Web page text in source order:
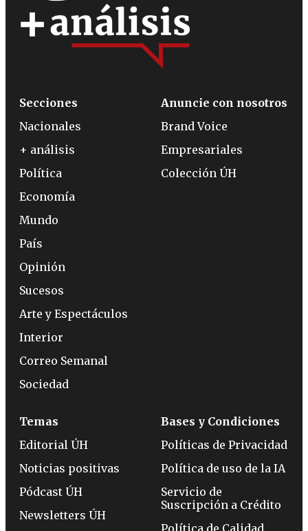
Secciones
Nacionales
+ análisis
Política
Economía
Mundo
País
Opinión
Sucesos
Arte y Espectáculos
Interior
Correo Semanal
Sociedad
Anuncie con nosotros
Brand Voice
Empresariales
Colección ÚH
Temas
Editorial ÚH
Noticias positivas
Pódcast ÚH
Newsletters ÚH
Bases y Condiciones
Políticas de Privacidad
Política de uso de la IA
Servicio de
Suscripción a Crédito